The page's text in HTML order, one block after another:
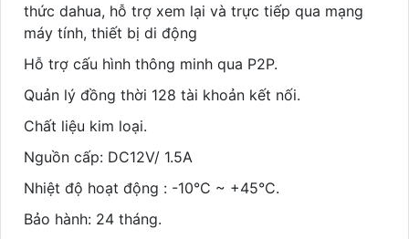
thức dahua, hỗ trợ xem lại và trực tiếp qua mạng
máy tính, thiết bị di động
Hỗ trợ cấu hình thông minh qua P2P.
Quản lý đồng thời 128 tài khoản kết nối.
Chất liệu kim loại.
Nguồn cấp: DC12V/ 1.5A
Nhiệt độ hoạt động : -10°C ~ +45°C.
Bảo hành: 24 tháng.